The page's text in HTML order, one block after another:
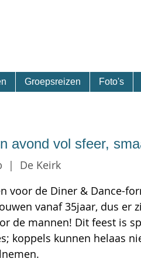
Groepsreizen Foto's
avond vol sfeer,
  |
De Keirk
voor de Diner & Dance-
vanaf 35jaar, dus er
de mannen! Dit feest is
koppels kunnen helaas